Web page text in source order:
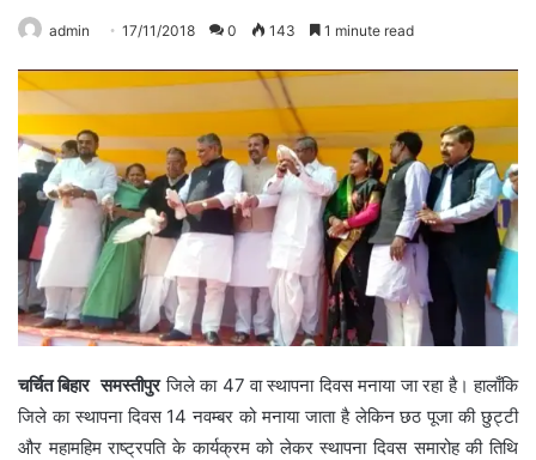
admin 17/11/2018 0 143 1 minute read
चर्चित बिहार समस्तीपुरजिले का 47 वा स्थापना दिवस मनाया जा रहा है। हालाँकि
जिले का स्थापना दिवस 14 नवम्बर को मनाया जाता है लेकिन छठ पूजा की छुट्टी
और महामहिम राष्ट्रपति के कार्यक्रम को लेकर स्थापना दिवस समारोह की तिथि